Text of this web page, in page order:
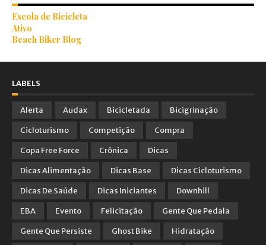
Escola de Bicicleta
Ativo
Beach Biker Blog
LABELS
Alerta Audax Bicicletada
Bicigrinação
Cicloturismo
Competição
Compra
Copa Free Force
Crônica
Dicas
Dicas Alimentação
Dicas Base
Dicas Cicloturismo
Dicas De Saúde
Dicas Iniciantes
Downhill
EBA
Evento Felicitação
Gente Que Pedala
Gente Que Persiste
Ghost Bike
Hidratação